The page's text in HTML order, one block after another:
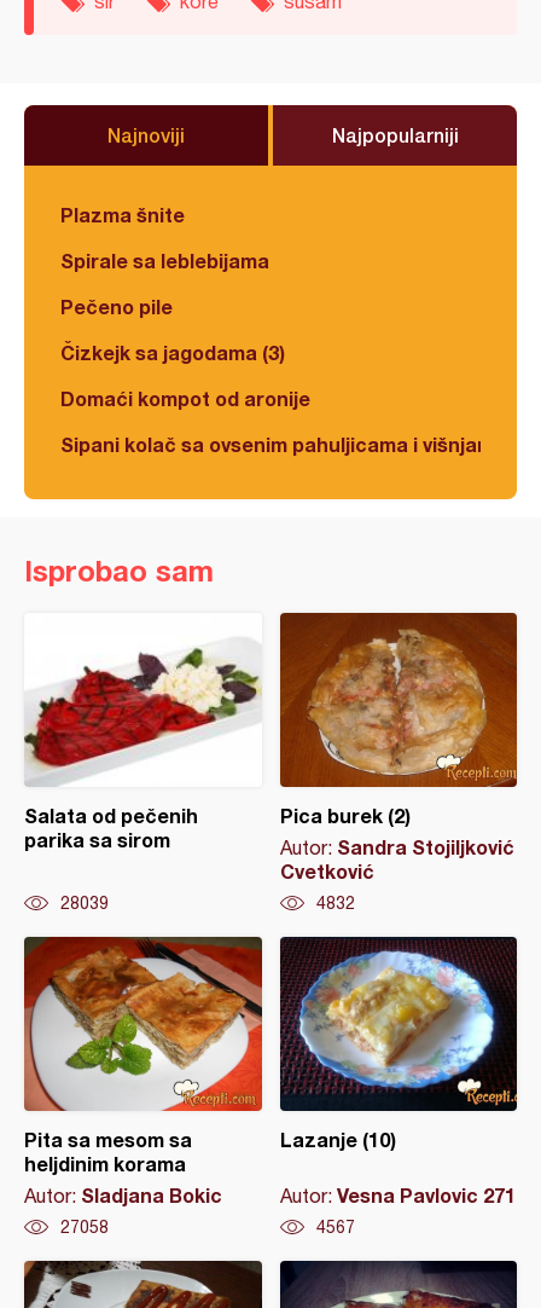
Najnoviji Najpopularniji
Plazma šnite
Spirale sa leblebijama
Pečeno pile
Čizkejk sa jagodama (3)
Domaći kompot od aronije
Sipani kolač sa ovsenim pahuljicama i višnjama
Isprobao sam
Salata od pečenih
parika sa sirom
28039
Pica burek (2)
Autor: Sandra Stojiljković
Cvetković
4832
Pita sa mesom sa
heljdinim korama
Autor: Sladjana Bokic
27058
Lazanje (10)
Autor: Vesna Pavlovic 271
4567